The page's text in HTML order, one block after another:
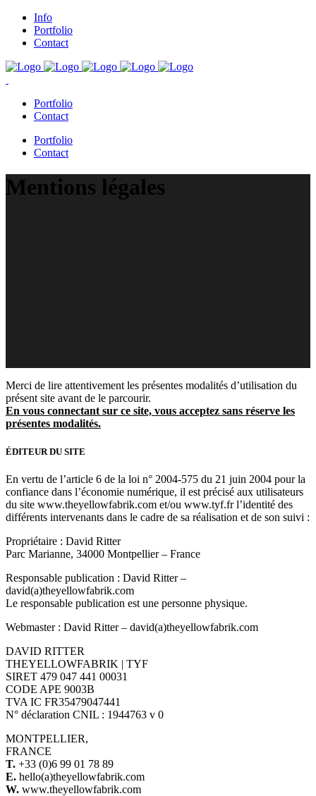
Info
Portfolio
Contact
Portfolio
Contact
Portfolio
Contact
Mentions légales
Merci de lire attentivement les présentes modalités d’utilisation du
présent site avant de le parcourir.
En vous connectant sur ce site, vous acceptez sans réserve les
présentes modalités.
ÉDITEUR DU SITE
En vertu de l’article 6 de la loi n° 2004-575 du 21 juin 2004 pour la
confiance dans l’économie numérique, il est précisé aux utilisateurs
du site www.theyellowfabrik.com et/ou www.tyf.fr l’identité des
différents intervenants dans le cadre de sa réalisation et de son suivi :
Propriétaire : David Ritter
Parc Marianne, 34000 Montpellier – France
Responsable publication : David Ritter –
david(a)theyellowfabrik.com
Le responsable publication est une personne physique.
Webmaster : David Ritter – david(a)theyellowfabrik.com
DAVID RITTER
THEYELLOWFABRIK | TYF
SIRET 479 047 441 00031
CODE APE 9003B
TVA IC FR35479047441
N° déclaration CNIL : 1944763 v 0
MONTPELLIER,
FRANCE
T. +33 (0)6 99 01 78 89
E. hello(a)theyellowfabrik.com
W. www.theyellowfabrik.com